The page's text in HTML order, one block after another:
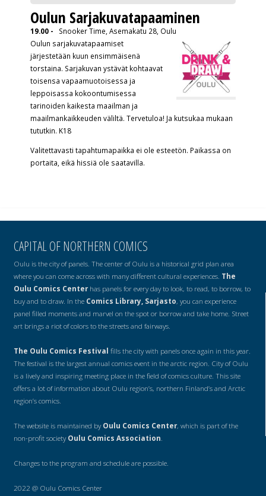
Oulun Sarjakuvatapaaminen
19.00 -
Snooker Time, Asemakatu 28, Oulu
Oulun sarjakuvatapaamiset
järjestetään kuun ensimmäisenä
torstaina. Sarjakuvan ystävät kohtaavat
toisensa vapaamuotoisessa ja
leppoisassa kokoontumisessa
tarinoiden kaikesta maailman ja
maailmankaikkeuden väliltä. Tervetuloa! Ja kutsukaa mukaan
tututkin. K18
Valitettavasti tapahtumapaikka ei ole esteetön. Paikassa on
portaita, eikä hissiä ole saatavilla.
CAPITAL OF NORTHERN COMICS
Oulu is the city of panels. The center of Oulu is a historical grid plan area
where you can come across with many different cultural experiences. The
Oulu Comics Centerhas panels for every day to look, to read, to borrow, to
buy and to draw. In the Comics Library, Sarjasto, you can experience
panel filled moments and marvel on the spot or borrow and take home. Street
art brings a riot of colors to the streets and fairways.
The Oulu Comics Festival fills the city with panels once again in this year.
The festival is the largest annual comics event in the arctic region. City of Oulu
is a lively and inspiring meeting place in the field of comics culture. This site
offers a lot of information about Oulu region’s, northern Finland’s and Arctic
region’s comics.
The website is maintained byOulu Comics Center, which is part of the
non-profit societyOulu Comics Association
Changes to the program and schedule are possible.
2022 @ Oulu Comics Center